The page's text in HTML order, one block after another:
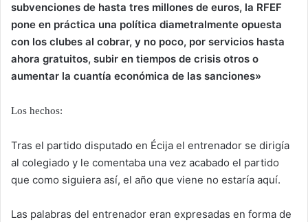
subvenciones de hasta tres millones de euros, la RFEF
pone en práctica una política diametralmente opuesta
con los clubes al cobrar, y no poco, por servicios hasta
ahora gratuitos, subir en tiempos de crisis otros o
aumentar la cuantía económica de las sanciones»
Los hechos:
Tras el partido disputado en Écija el entrenador se dirigía
al colegiado y le comentaba una vez acabado el partido
que como siguiera así, el año que viene no estaría aquí.
Las palabras del entrenador eran expresadas en forma de